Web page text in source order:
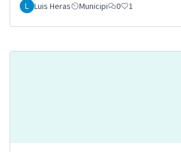
Luis Heras Municipi 0 1